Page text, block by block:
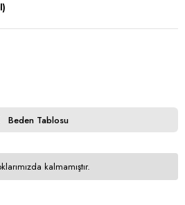
Beden Tablosu
kalmamıştır.